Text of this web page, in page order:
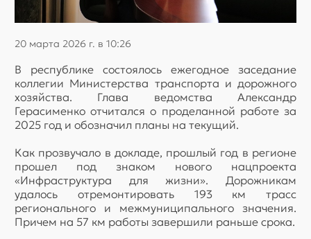
20 марта 2026 г. в 10:26
В республике состоялось ежегодное заседание
коллегии Министерства транспорта и дорожного
хозяйства. Глава ведомства Александр
Герасименко отчитался о проделанной работе за
2025 год и обозначил планы на текущий.
Как прозвучало в докладе, прошлый год в регионе
прошел под знаком нового нацпроекта
«Инфраструктура для жизни». Дорожникам
удалось отремонтировать 193 км трасс
регионального и межмуниципального значения.
Причем на 57 км работы завершили раньше срока.